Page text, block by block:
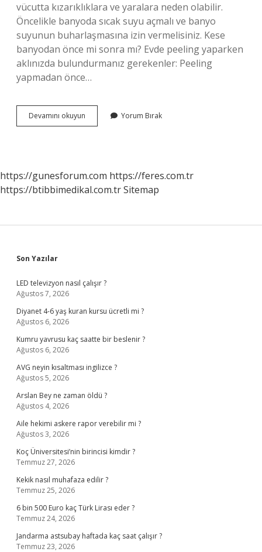
vücutta kızarıklıklara ve yaralara neden olabilir.
Öncelikle banyoda sıcak suyu açmalı ve banyo
suyunun buharlaşmasına izin vermelisiniz. Kese
banyodan önce mi sonra mı? Evde peeling yaparken
aklınızda bulundurmanız gerekenler: Peeling
yapmadan önce…
Devamını okuyun
Islatılır
Yorum Bırak
https://gunesforum.com https://feres.com.tr
https://btibbimedikal.com.trSitemap
Sidebar
Son Yazılar
LED televizyon nasıl çalışır ?
Ağustos 7, 2026
Diyanet 4-6 yaş kuran kursu ücretli mi ?
Ağustos 6, 2026
Kumru yavrusu kaç saatte bir beslenir ?
Ağustos 6, 2026
AVG neyin kısaltması ingilizce ?
Ağustos 5, 2026
Arslan Bey ne zaman öldü ?
Ağustos 4, 2026
Aile hekimi askere rapor verebilir mi ?
Ağustos 3, 2026
Koç Üniversitesi’nin birincisi kimdir ?
Temmuz 27, 2026
Kekik nasıl muhafaza edilir ?
Temmuz 25, 2026
6 bin 500 Euro kaç Türk Lirası eder ?
Temmuz 24, 2026
Jandarma astsubay haftada kaç saat çalışır ?
Temmuz 23, 2026